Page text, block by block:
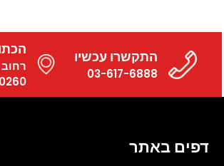
התקשרו עכשיו
03-617-6888
דפים באתר